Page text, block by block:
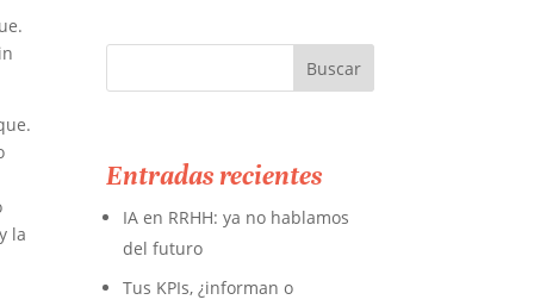
la
Entradas recientes
IA en RRHH: ya no hablamos
del futuro
Tus KPIs, ¿informan o